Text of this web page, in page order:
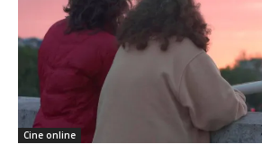
Cine online